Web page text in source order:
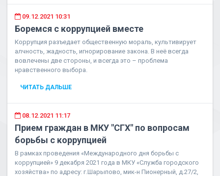
09.12.2021 10:31
Боремся с коррупцией вместе
Коррупция разъедает общественную мораль, культивирует
алчность, жадность, игнорирование закона. В неё всегда
вовлечены две стороны, и всегда это – проблема
нравственного выбора.
ЧИТАТЬ ДАЛЬШЕ
08.12.2021 11:17
Прием граждан в МКУ "СГХ" по вопросам
борьбы с коррупцией
В рамках проведения «Международного дня борьбы с
коррупцией» 9 декабря 2021 года в МКУ «Служба городского
хозяйства» по адресу: г.Шарыпово, мик-н Пионерный, д.27/2,